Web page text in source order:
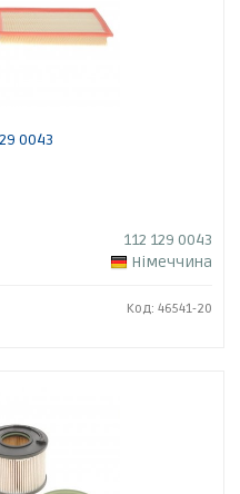
0043
112 129 0043
Німеччина
Код: 46541-20